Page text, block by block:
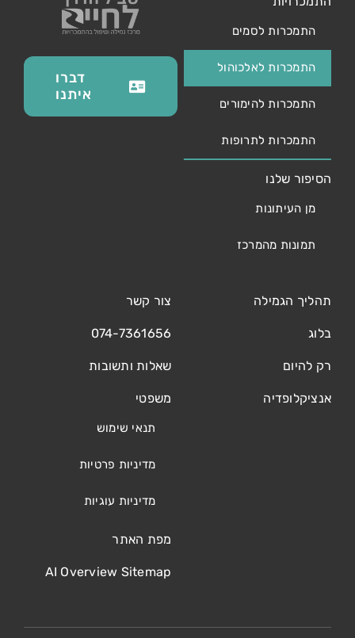
התמכרות לסמים
התמכרות לאלכוהול
התמכרות להימורים
התמכרות לתרופות
הסיפור שלנו
מן העיתונות
תמונות מהמרכז
תהליך הגמילה
בלוג
רק להיום
אנציקלופדיה
צור קשר
074-7361656
שאלות ותשובות
משפטי
תנאי שימוש
מדיניות פרטיות
מדיניות עוגיות
מפת האתר
AI Overview Sitemap
דברו
איתנו